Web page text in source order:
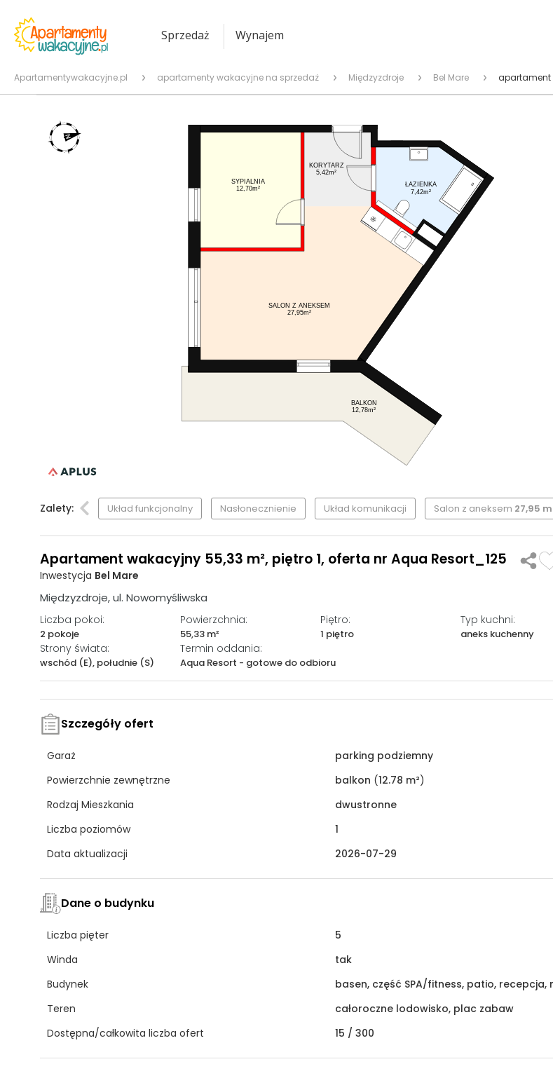
Sprzedaż Wynajem
Apartamentywakacyjne.pl apartamenty wakacyjne na sprzedaż Międzyzdroje Bel Mare apartament
SALON Z ANEKSEM
27,95m²
SYPIALNIA
12,70m²
ŁAZIENKA
7,42m²
KORYTARZ
5,42m²
BALKON
12,78m²
Zalety: Układ funkcjonalny Nasłonecznienie Układ komunikacji Salon z aneksem 27,95
Apartament wakacyjny 55,33 m², piętro 1, oferta nr Aqua Resort_125
Inwestycja Bel Mare
Międzyzdroje, ul. Nowomyśliwska
Liczba pokoi:
2 pokoje
Powierzchnia:
55,33 m²
Piętro:
1 piętro
Typ kuchni:
aneks kuchenny
Strony świata:
wschód (E), południe (S)
Termin oddania:
Aqua Resort - gotowe do odbioru
Szczegóły ofert
Garaż
parking podziemny
Powierzchnie zewnętrzne
balkon (12.78 m²)
Rodzaj Mieszkania
dwustronne
Liczba poziomów
1
Data aktualizacji
2026-07-29
Dane o budynku
Liczba pięter
5
Winda
tak
Budynek
basen, część SPA/fitness, patio, recepcja,
Teren
całoroczne lodowisko, plac zabaw
Dostępna/całkowita liczba ofert
15 / 300